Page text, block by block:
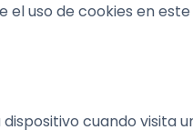
el uso de cookies en este
cuando visita